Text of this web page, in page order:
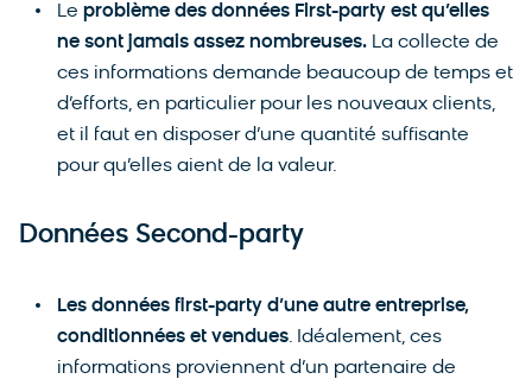
Le problème des données First-party est qu’elles
ne sont jamais assez nombreuses. La collecte de
ces informations demande beaucoup de temps et
d’efforts, en particulier pour les nouveaux clients,
et il faut en disposer d’une quantité suffisante
pour qu’elles aient de la valeur.
Données Second-party
Les données first-party d’une autre entreprise,
conditionnées et vendues. Idéalement, ces
informations proviennent d’un partenaire de